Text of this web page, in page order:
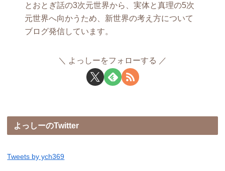
とおとぎ話の3次元世界から、実体と真理の5次
元世界へ向かうため、新世界の考え方について
ブログ発信しています。
よっしーをフォローする
よっしーのTwitter
Tweets by ych369